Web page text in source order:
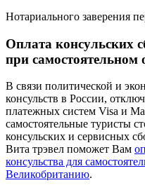
Нотариального заверения
Оплата консульских
при
В связи политической и
консульств в России,
платежных систем Visa и
самостоятельные туристы
консульских и сервисных
Вита трэвел поможет Вам
консульства для
Великобританию.